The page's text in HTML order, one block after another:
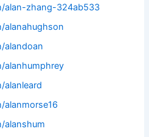
alan-zhang-324ab533
alanahughson
alandoan
alanhumphrey
alanshum